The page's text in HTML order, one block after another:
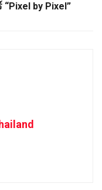
by Pixel”